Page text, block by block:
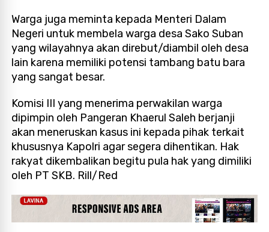
Warga juga meminta kepada Menteri Dalam
Negeri untuk membela warga desa Sako Suban
yang wilayahnya akan direbut/diambil oleh desa
lain karena memiliki potensi tambang batu bara
yang sangat besar.
Komisi III yang menerima perwakilan warga
dipimpin oleh Pangeran Khaerul Saleh berjanji
akan meneruskan kasus ini kepada pihak terkait
khususnya Kapolri agar segera dihentikan. Hak
rakyat dikembalikan begitu pula hak yang dimiliki
oleh PT SKB. Rill/Red